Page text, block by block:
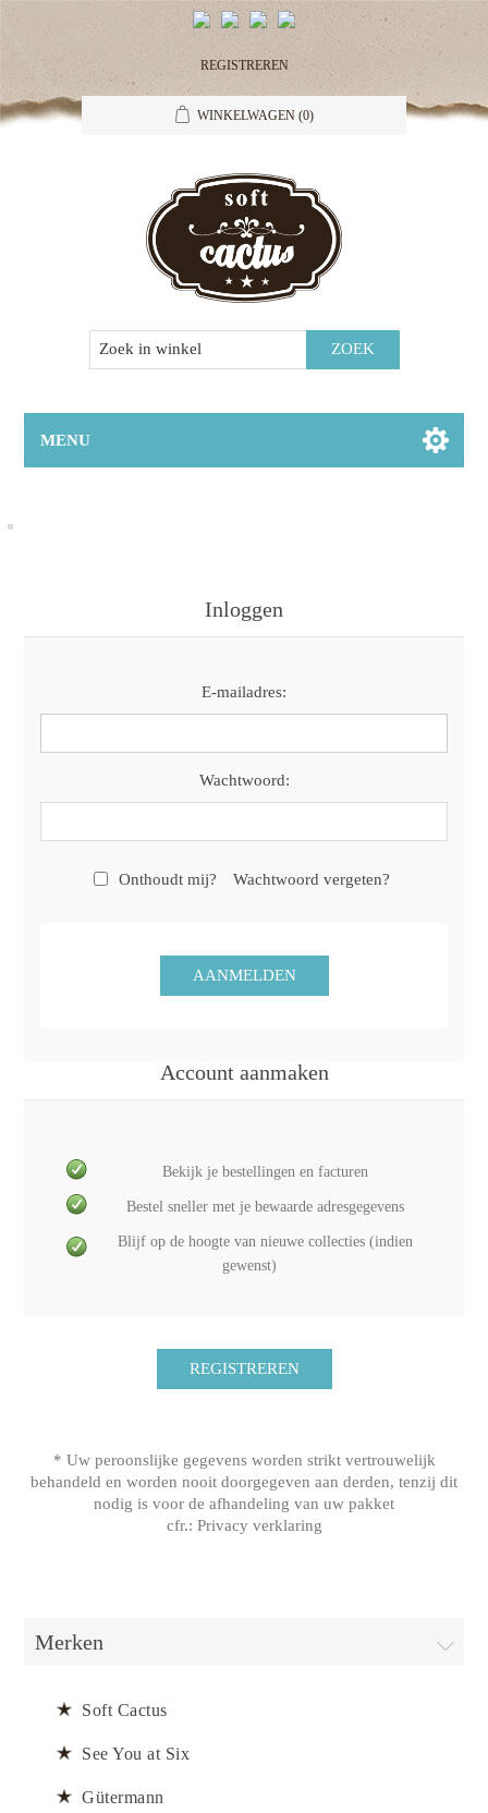
REGISTREREN
WINKELWAGEN (0)
MENU
Inloggen
E-mailadres:
Wachtwoord:
Onthoudt mij? Wachtwoord vergeten?
Account aanmaken
Bekijk je bestellingen en facturen
Bestel sneller met je bewaarde adresgegevens
Blijf op de hoogte van nieuwe collecties (indien
gewenst)
* Uw peroonslijke gegevens worden strikt vertrouwelijk
behandeld en worden nooit doorgegeven aan derden, tenzij dit
nodig is voor de afhandeling van uw pakket
cfr.: Privacy verklaring
Merken
Soft Cactus
See You at Six
Gütermann